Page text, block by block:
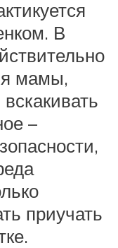
В
мамы,
–
приучать